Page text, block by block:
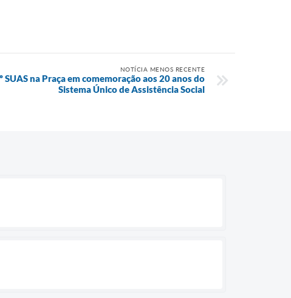
NOTÍCIA MENOS RECENTE
na Praça em comemoração aos 20 anos do
Sistema Único de Assistência Social